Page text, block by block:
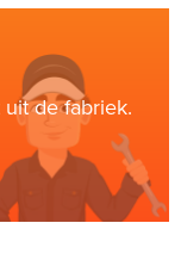
de fabriek.